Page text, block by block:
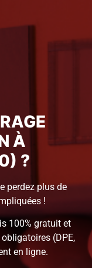
À
?
perdez plus de
!
100% gratuit et
(DPE,
en ligne.